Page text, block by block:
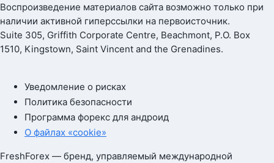
Воспроизведение материалов сайта возможно только при
наличии активной гиперссылки на первоисточник.
Suite 305, Griffith Corporate Centre, Beachmont, P.O. Box
1510, Kingstown, Saint Vincent and the Grenadines.
Уведомление о рисках
Политика безопасности
Программа форекс для андроид
О файлах «cookie»
FreshForex — бренд, управляемый международной